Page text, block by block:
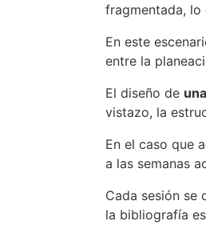
fragmentada, lo
En este
entre la
El diseño de
vistazo, la
En el caso que
a las semanas
Cada sesión se
la bibliografía